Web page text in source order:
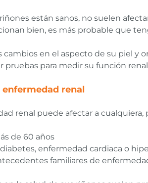
están sanos, no suelen
bien, es más probable que
cambios en el aspecto de su piel y
pruebas para medir su función
enfermedad renal
renal puede afectar a cualquiera,
de 60 años
enfermedad cardiaca o
familiares de